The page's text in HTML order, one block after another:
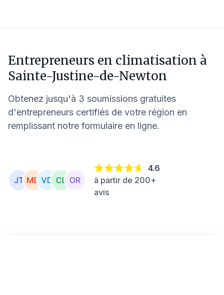
Entrepreneurs en climatisation à
Sainte-Justine-de-Newton
Obtenez jusqu'à 3 soumissions gratuites
d'entrepreneurs certifiés de votre région en
remplissant notre formulaire en ligne.
4.6
à partir de 200+
avis